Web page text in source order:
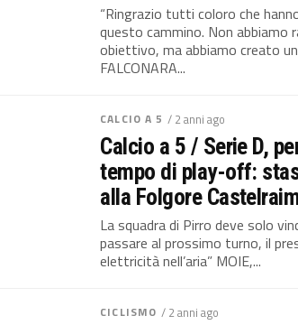
“Ringrazio tutti coloro che
questo cammino. Non abbiamo
obiettivo, ma abbiamo creato
FALCONARA...
CALCIO A 5 / 2 anni ago
Calcio a 5 / Serie D,
tempo di play-off:
alla Folgore
La squadra di Pirro deve solo
passare al prossimo turno, il
elettricità nell’aria” MOIE,...
CICLISMO / 2 anni ago